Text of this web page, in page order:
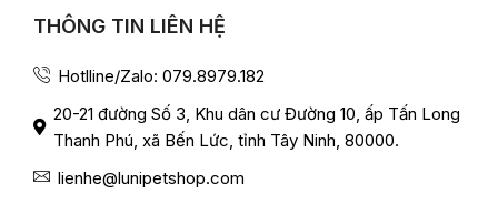
THÔNG TIN LIÊN HỆ
Hotlline/Zalo: 079.8979.182
20-21 đường Số 3, Khu dân cư Đường 10, ấp Tấn Long
Thanh Phú, xã Bến Lức, tỉnh Tây Ninh, 80000.
lienhe@lunipetshop.com